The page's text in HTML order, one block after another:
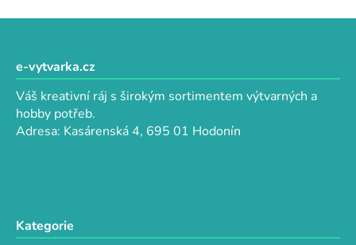
l
a
c
p
ý
e-vytvarka.cz
Váš kreativní ráj s širokým sortimentem výtvarných a
hobby potřeb.
Adresa: Kasárenská 4, 695 01 Hodonín
Kategorie